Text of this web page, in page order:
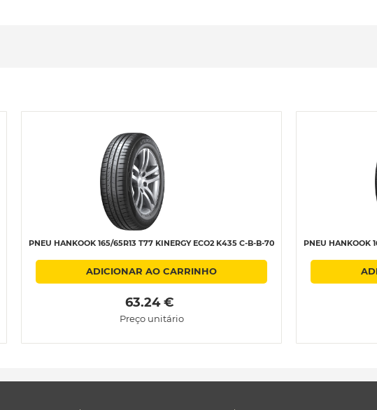
PNEU HANKOOK 165/65R13 T77 KINERGY ECO2 K435 C-B-B-70
ADICIONAR AO CARRINHO
63.24 €
Preço unitário
PNEU HANKOOK